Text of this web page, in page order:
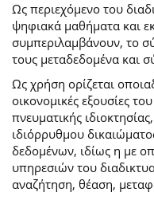
Ως περιεχόμενο του
ψηφιακά μαθήματα και
συμπεριλαμβάνουν, το
τους μεταδεδομένα και
Ως χρήση ορίζεται
οικονομικές εξουσίες
πνευματικής
ιδιόρρυθμου
δεδομένων, ιδίως η με
υπηρεσιών του
αναζήτηση, θέαση,